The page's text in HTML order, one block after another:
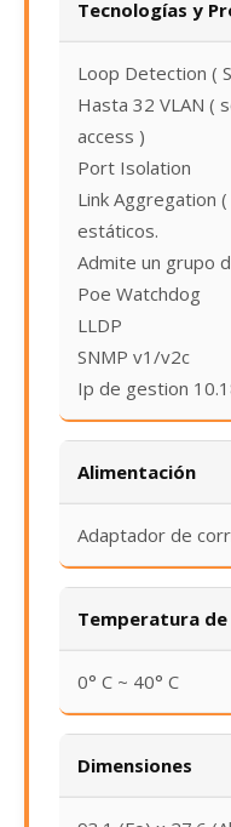
Tecnologías y
Loop Detection (
Hasta 32 VLAN (
access )
Port Isolation
Link Aggregation
estáticos.
Admite un grupo
Poe Watchdog
LLDP
SNMP v1/v2c
Ip de gestion
Alimentación
Adaptador de
Temperatura
0° C ~ 40° C
Dimensiones